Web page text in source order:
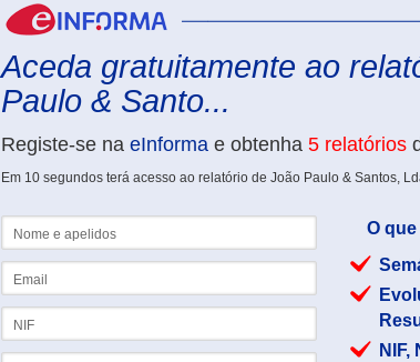
Aceda gratuitamente ao
Paulo & Santo...
Registe-se na eInforma e obtenha 5 relatórios
Em 10 segundos terá acesso ao relatório de João Paulo & Santos,
O